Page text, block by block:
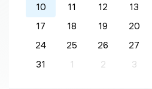
10
11 12 13
17
18 19 20
24
25 26 27
31
1 2 3